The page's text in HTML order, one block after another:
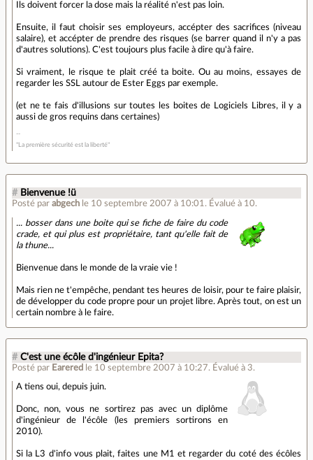
Ils doivent forcer la dose mais la réalité n'est pas loin.
Ensuite, il faut choisir ses employeurs, accépter des sacrifices (niveau
salaire), et accépter de prendre des risques (se barrer quand il n'y a pas
d'autres solutions). C'est toujours plus facile à dire qu'à faire.
Si vraiment, le risque te plait créé ta boite. Ou au moins, essayes de
regarder les SSL autour de Ester Eggs par exemple.
(et ne te fais d'illusions sur toutes les boites de Logiciels Libres, il y a
aussi de gros requins dans certaines)
"La première sécurité est la liberté"
# Bienvenue !ü
Posté par abgech le 10 septembre 2007 à 10:01 . Évalué à 10.
... bosser dans une boite qui se fiche de faire du code
crade, et qui plus est propriétaire, tant qu'elle fait de
la thune...
Bienvenue dans le monde de la vraie vie !
Mais rien ne t'empêche, pendant tes heures de loisir, pour te faire plaisir,
de développer du code propre pour un projet libre. Après tout, on est un
certain nombre à le faire.
# C'est une écôle d'ingénieur Epita?
Posté par Earered le 10 septembre 2007 à 10:27. Évalué à 3.
A tiens oui, depuis juin.
Donc, non, vous ne sortirez pas avec un diplôme
d'ingénieur de l'écôle (les premiers sortirons en
2010).
Si la L3 d'info vous plait, faites une M1 et regarder du coté des écôles